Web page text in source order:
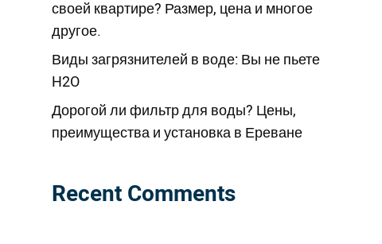
своей квартире? Размер, цена и многое
другое.
Виды загрязнителей в воде: Вы не пьете
H2O
Дорогой ли фильтр для воды? Цены,
преимущества и установка в Ереване
Recent Comments